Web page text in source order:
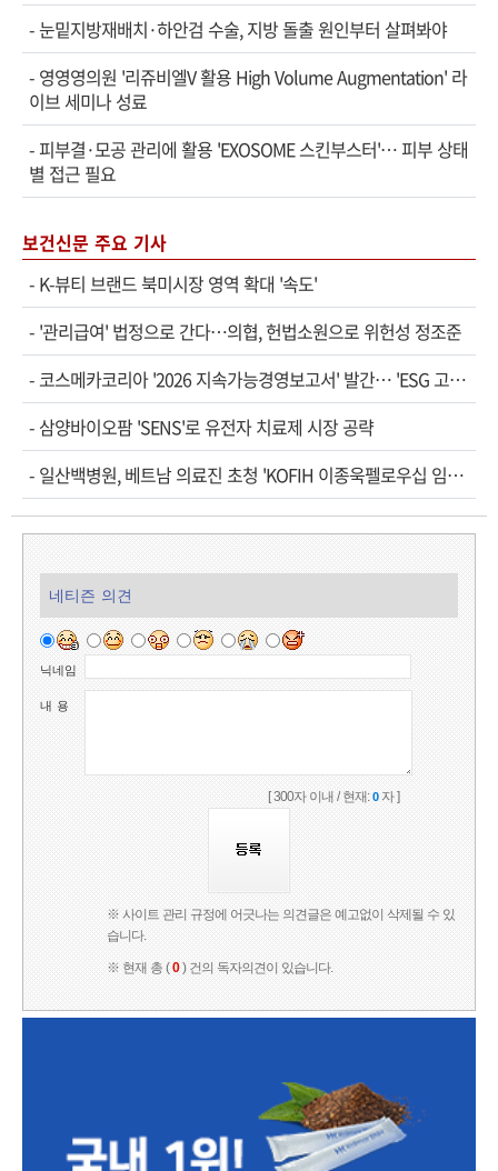
-눈밑지방재배치·하안검 수술, 지방 돌출 원인부터 살펴봐야
- 영영영의원 '리쥬비엘V 활용 High Volume Augmentation' 라
이브 세미나 성료
- 피부결·모공 관리에 활용 'EXOSOME 스킨부스터'… 피부 상태
별 접근 필요
보건신문 주요 기사
- K-뷰티 브랜드 북미시장 영역 확대 '속도'
- '관리급여' 법정으로 간다…의협, 헌법소원으로 위헌성 정조준
- 코스메카코리아 '2026 지속가능경영보고서' 발간… 'ESG 고…
- 삼양바이오팜 'SENS'로 유전자 치료제 시장 공략
- 일산백병원, 베트남 의료진 초청 'KOFIH 이종욱펠로우십 임…
네티즌 의견
닉네임
내 용
[ 300자 이내 / 현재:0자 ]
※ 사이트 관리 규정에 어긋나는 의견글은 예고없이 삭제될 수 있
습니다.
※ 현재 총 (0) 건의 독자의견이 있습니다.